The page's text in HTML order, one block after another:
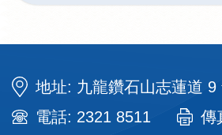
地址: 九龍鑽石山志蓮道 9
電話: 2321 8511
傳